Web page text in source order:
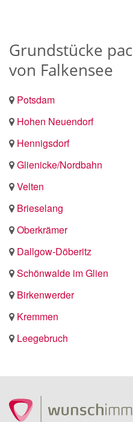
Grundstücke
von Falkensee
Potsdam
Hohen Neuendorf
Hennigsdorf
Glienicke/Nordbahn
Velten
Brieselang
Oberkrämer
Dallgow-Döberitz
Schönwalde im Glien
Birkenwerder
Kremmen
Leegebruch